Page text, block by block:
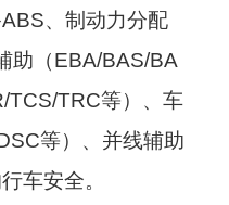
、制动力分配
助（EBA/BAS/BA
TCS/TRC等）、车
等）、并线辅助
车安全。